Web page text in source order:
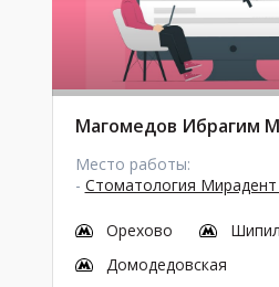
Магомедов Ибрагим
Место работы:
- Стоматология
Орехово
Домодедовская